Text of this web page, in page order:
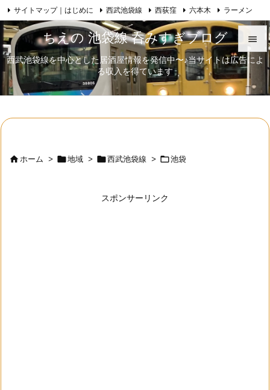
ちえの 池袋線 呑みすぎブログ
西武池袋線を中心とした居酒屋情報を発信中〜♪当サイトは広告によ
る収入を得ています


メニュ

サイトマップ｜はじめに 西武池袋線 西荻窪 六本木 ラーメン
日本酒 歌舞伎 自己紹介 RSS Feedly
ホーム > 地域 > 西武池袋線 > 池袋
スポンサーリンク